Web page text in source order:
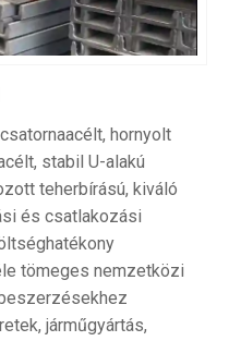
hornyolt
stabil U-alakú
teherbírású, kiváló
és csatlakozási
tömeges nemzetközi
járműgyártás,